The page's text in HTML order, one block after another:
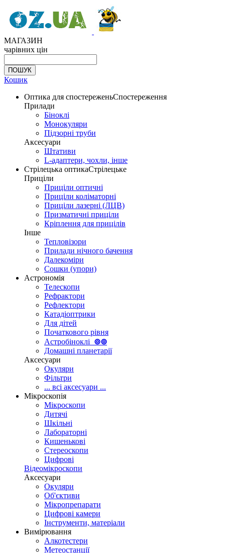
МАГАЗИН
чарівних цін
Кошик
Оптика для спостереженьСпостереження
Прилади
Біноклі
Монокуляри
Підзорні труби
Аксесуари
Штативи
L-адаптери, чохли, інше
Стрілецька оптикаСтрілецьке
Приціли
Приціли оптичні
Приціли коліматорні
Приціли лазерні (ЛЦВ)
Призматичні приціли
Кріплення для прицілів
Інше
Тепловізори
Прилади нічного бачення
Далекоміри
Сошки (упори)
Астрономія
Телескопи
Рефрактори
Рефлектори
Катадіоптрики
Для дітей
Початкового рівня
Астробіноклі ⊚⊚
Домашні планетарії
Аксесуари
Окуляри
Фільтри
... всі аксесуари ...
Мікроскопія
Мікроскопи
Дитячі
Шкільні
Лабораторні
Кишенькові
Стереоскопи
Цифрові
Відеомікроскопи
Аксесуари
Окуляри
Об'єктиви
Мікропрепарати
Цифрові камери
Інструменти, матеріали
Вимірювання
Алкотестери
Метеостанції